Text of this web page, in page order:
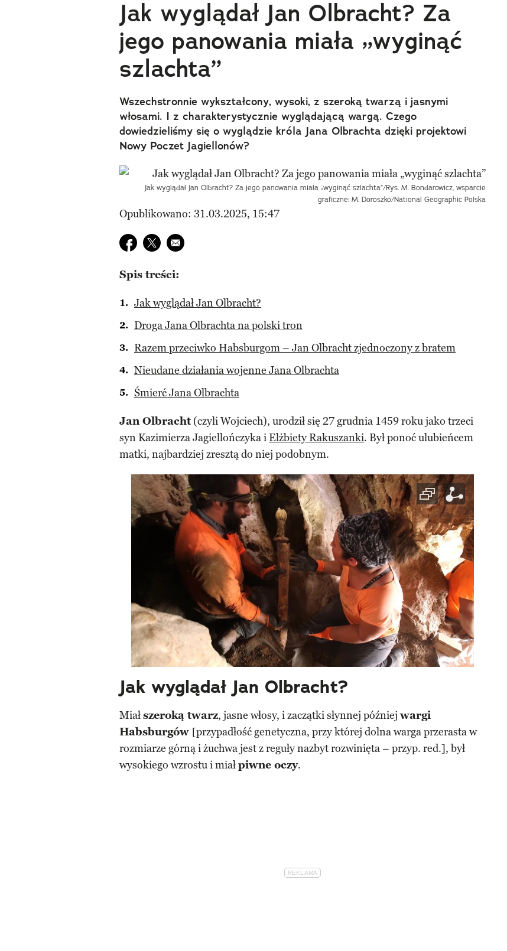
Jak wyglądał Jan Olbracht? Za
jego panowania miała „wyginąć
szlachta”
Wszechstronnie wykształcony, wysoki, z szeroką twarzą i jasnymi
włosami. I z charakterystycznie wyglądającą wargą. Czego
dowiedzieliśmy się o wyglądzie króla Jana Olbrachta dzięki projektowi
Nowy Poczet Jagiellonów?
Jak wyglądał Jan Olbracht? Za jego panowania miała „wyginąć szlachta”/Rys. M. Bondarowicz, wsparcie
graficzne: M. Doroszko/National Geographic Polska
Opublikowano: 31.03.2025, 15:47
Udostępnij na facebook
Udostępnij na twitter
E-mail do przyjaciela
Spis treści:
Jak wyglądał Jan Olbracht?
Droga Jana Olbrachta na polski tron
Razem przeciwko Habsburgom – Jan Olbracht zjednoczony z bratem
Nieudane działania wojenne Jana Olbrachta
Śmierć Jana Olbrachta
Jan Olbracht (czyli Wojciech), urodził się 27 grudnia 1459 roku jako trzeci
syn Kazimierza Jagiellończyka iElżbiety Rakuszanki. Był ponoć ulubieńcem
matki, najbardziej zresztą do niej podobnym.
Jak wyglądał Jan Olbracht?
Miałszeroką twarz, jasne włosy, i zaczątki słynnej później wargi
Habsburgów [przypadłość genetyczna, przy której dolna warga przerasta w
rozmiarze górną i żuchwa jest z reguły nazbyt rozwinięta – przyp. red.], był
wysokiego wzrostu i miałpiwne oczy.